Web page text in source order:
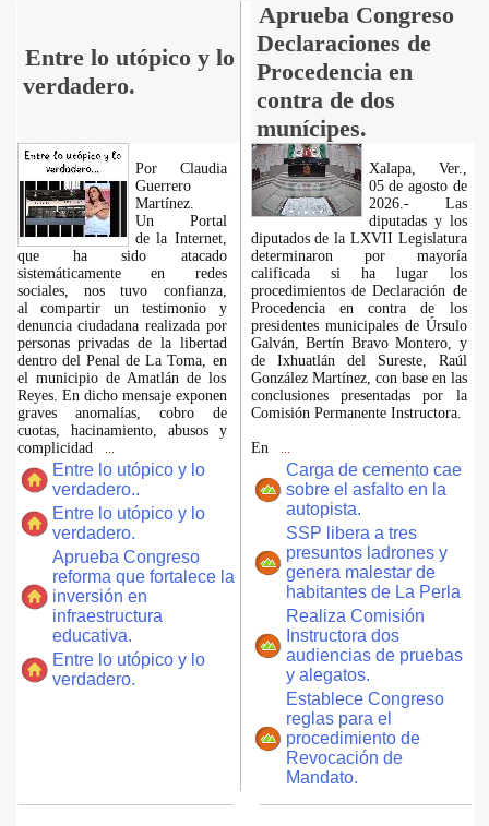
Entre lo utópico y lo
verdadero.
Aprueba Congreso
Declaraciones de
Procedencia en
contra de dos
munícipes.
Por Claudia
Guerrero
Martínez.
​Un Portal
de la Internet,
que ha sido atacado
sistemáticamente en redes
sociales, nos tuvo confianza,
al compartir un testimonio y
denuncia ciudadana realizada por
personas privadas de la libertad
dentro del Penal de La Toma, en
el municipio de Amatlán de los
Reyes. En dicho mensaje exponen
graves anomalías, cobro de
cuotas, hacinamiento, abusos y
complicidad
Entre lo utópico y lo
verdadero..
Entre lo utópico y lo
verdadero.
Aprueba Congreso
reforma que fortalece la
inversión en
infraestructura
educativa.
Entre lo utópico y lo
verdadero.
Xalapa, Ver.,
05 de agosto de
2026.- Las
diputadas y los
diputados de la LXVII Legislatura
determinaron por mayoría
calificada si ha lugar los
procedimientos de Declaración de
Procedencia en contra de los
presidentes municipales de Úrsulo
Galván, Bertín Bravo Montero, y
de Ixhuatlán del Sureste, Raúl
González Martínez, con base en las
conclusiones presentadas por la
Comisión Permanente Instructora.
En
Carga de cemento cae
sobre el asfalto en la
autopista.
SSP libera a tres
presuntos ladrones y
genera malestar de
habitantes de La Perla
Realiza Comisión
Instructora dos
audiencias de pruebas
y alegatos.
Establece Congreso
reglas para el
procedimiento de
Revocación de
Mandato.